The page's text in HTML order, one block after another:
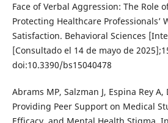
Face of Verbal Aggression: The Role
Protecting Healthcare Professionals’
Satisfaction. Behavioral Sciences
[Consultado el 14 de mayo de
doi:10.3390/bs15040478
Abrams MP, Salzman J, Espina Rey
Providing Peer Support on Medical